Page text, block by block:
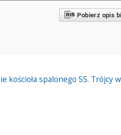
Pobierz opis
kościoła spalonego SS. Trójcy